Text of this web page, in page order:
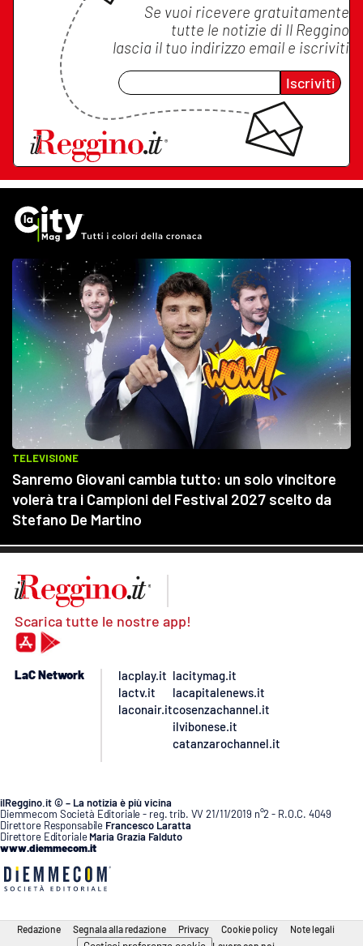
Se vuoi ricevere gratuitamente
tutte le notizie di Il Reggino
lascia il tuo indirizzo email e iscriviti
Iscriviti
Scarica tutte le nostre app!
LaC Network
lacplay.it
lactv.it
laconair.it
lacitymag.it
lacapitalenews.it
cosenzachannel.it
ilvibonese.it
catanzarochannel.it
ilReggino.it © – La notizia è più vicina
Diemmecom Società Editoriale - reg. trib. VV 21/11/2019 n°2 - R.O.C. 4049
Direttore Responsabile Francesco Laratta
Direttore Editoriale Maria Grazia Falduto
www.diemmecom.it
Redazione Segnala alla redazione Privacy Cookie policy Note legali